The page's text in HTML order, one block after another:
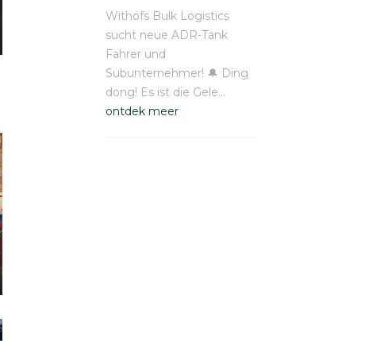
Withofs Bulk Logistics
sucht neue ADR-Tank
Fahrer und
Subunternehmer! 🔔 Ding
dong! Es ist die Gele…
ontdek meer